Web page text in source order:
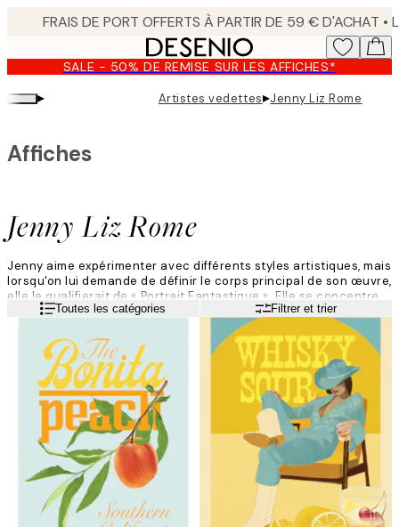
content.SALE - 50% DE REMISE SUR LES AFFICHES*
▸ Artistes vedettes▸Jenny Liz Rome
Jenny Liz Rome
Affiches
Jenny aime expérimenter avec différents styles artistiques, mais
lorsqu'on lui demande de définir le corps principal de son œuvre,
elle le qualifierait de « Portrait Fantastique ». Elle se concentre
principalement sur les représentations féminines, trouvant son
inspiration dans de nombreux éléments, tels que la culture pop,
la parentalité, la mode et la nature.
Lire la suiteToutes les catégories Filtrer et trier